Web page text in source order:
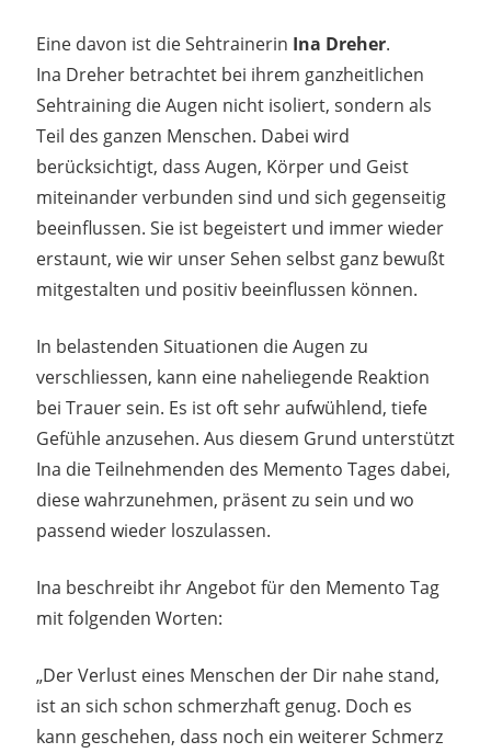
Eine davon ist die Sehtrainerin Ina Dreher.
Ina Dreher betrachtet bei ihrem ganzheitlichen
Sehtraining die Augen nicht isoliert, sondern als
Teil des ganzen Menschen. Dabei wird
berücksichtigt, dass Augen, Körper und Geist
miteinander verbunden sind und sich gegenseitig
beeinflussen. Sie ist begeistert und immer wieder
erstaunt, wie wir unser Sehen selbst ganz bewußt
mitgestalten und positiv beeinflussen können.
In belastenden Situationen die Augen zu
verschliessen, kann eine naheliegende Reaktion
bei Trauer sein. Es ist oft sehr aufwühlend, tiefe
Gefühle anzusehen. Aus diesem Grund unterstützt
Ina die Teilnehmenden des Memento Tages dabei,
diese wahrzunehmen, präsent zu sein und wo
passend wieder loszulassen.
Ina beschreibt ihr Angebot für den Memento Tag
mit folgenden Worten:
„Der Verlust eines Menschen der Dir nahe stand,
ist an sich schon schmerzhaft genug. Doch es
kann geschehen, dass noch ein weiterer Schmerz